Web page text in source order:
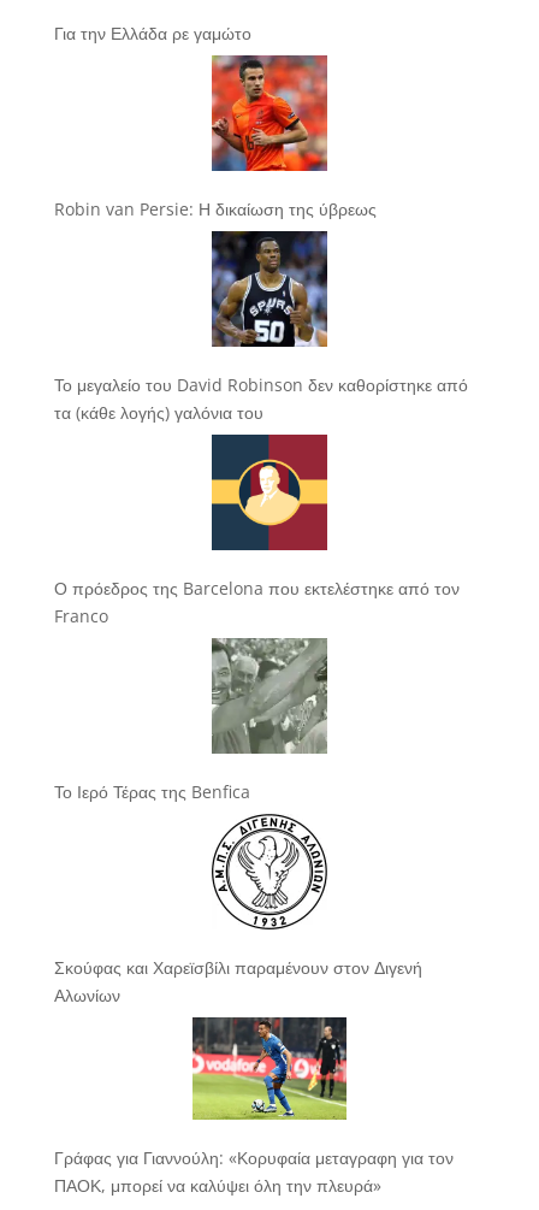
Για την Ελλάδα ρε γαμώτο
Robin van Persie: Η δικαίωση της ύβρεως
Το μεγαλείο του David Robinson δεν καθορίστηκε από
τα (κάθε λογής) γαλόνια του
Ο πρόεδρος της Barcelona που εκτελέστηκε από τον
Franco
Το Ιερό Τέρας της Benfica
Σκούφας και Χαρεϊσβίλι παραμένουν στον Διγενή
Αλωνίων
Γράφας για Γιαννούλη: «Κορυφαία μεταγραφη για τον
ΠΑΟΚ, μπορεί να καλύψει όλη την πλευρά»